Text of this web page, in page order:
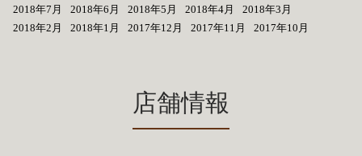
2018年7月
2018年6月 2018年5月 2018年4月
2018年3月
2018年2月
2018年1月 2017年12月 2017年11月 2017年10月
店舗情報